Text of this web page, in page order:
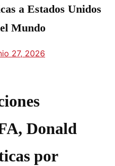
a Estados Unidos
Mundo
27, 2026
Donald
por